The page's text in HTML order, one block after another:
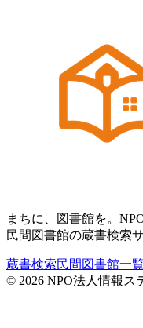
まちに、図書館を。
民間図書館の蔵書検索
蔵書検索民間図書館一覧
© 2026 NPO法人情報ス